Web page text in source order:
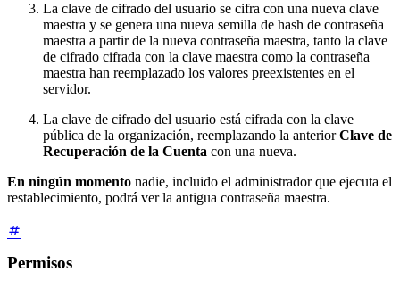
La clave de cifrado del usuario se cifra con una nueva clave
maestra y se genera una nueva semilla de hash de contraseña
maestra a partir de la nueva contraseña maestra, tanto la clave
de cifrado cifrada con la clave maestra como la contraseña
maestra han reemplazado los valores preexistentes en el
servidor.
La clave de cifrado del usuario está cifrada con la clave
pública de la organización, reemplazando la anteriorClave de
Recuperación de la Cuenta con una nueva.
En ningún momento nadie, incluido el administrador que ejecuta el
restablecimiento, podrá ver la antigua contraseña maestra.
Permisos